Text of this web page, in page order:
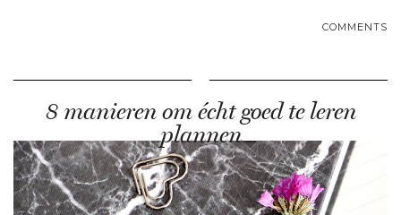
COMMENTS
8 manieren om écht goed te leren
plannen